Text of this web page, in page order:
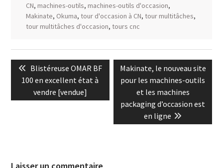
CN, machines-outils, machines-outils d'occasion,
Makinate, Okuma, tour d'occasion à CN, tour multitâches,
tour multitâches d'occasion, tours cnc
de
l’article
Previous
post:
Blistéreuse OMAR BF
100 en excellent état à
vendre [vendue]
Next
post:
Makinate, le nouveau site
pour les machines-outils
et les machines
packaging d’occasion est
en ligne
Laisser un commentaire